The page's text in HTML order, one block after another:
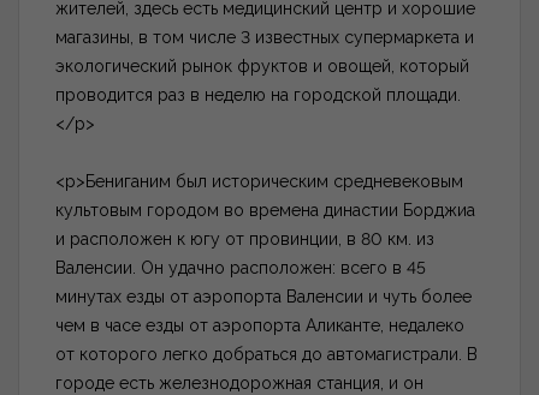
жителей, здесь есть медицинский центр и хорошие
магазины, в том числе 3 известных супермаркета и
экологический рынок фруктов и овощей, который
проводится раз в неделю на городской площади.
</p>
<p>Бениганим был историческим средневековым
культовым городом во времена династии Борджиа
и расположен к югу от провинции, в 80 км. из
Валенсии. Он удачно расположен: всего в 45
минутах езды от аэропорта Валенсии и чуть более
чем в часе езды от аэропорта Аликанте, недалеко
от которого легко добраться до автомагистрали. В
городе есть железнодорожная станция, и он